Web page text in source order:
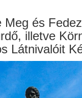
Meg és
illetve
Látnivalóit